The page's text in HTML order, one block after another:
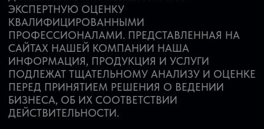
© 2025 Трейдинг с умом. Все права защищены.
Политика конфиденциальности
Уведомление о рисках
Ответственность
на финансовых рынках с маржинальными финансовыми
инструментами имеет высокий уровень риска, поэтому подходит не
всем инвесторам. Вы несёте полную ответственность за принятые